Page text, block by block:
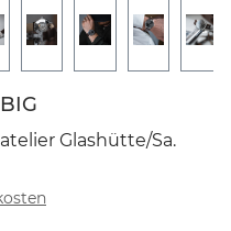
Glashütte/Sa.